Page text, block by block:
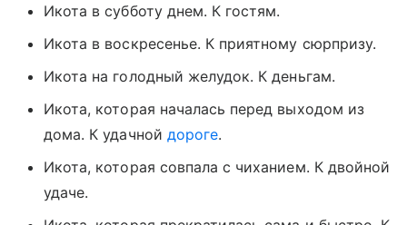
Икота в субботу днем. К гостям.
Икота в воскресенье. К приятному сюрпризу.
Икота на голодный желудок. К деньгам.
Икота, которая началась перед выходом из
дома. К удачной дороге.
Икота, которая совпала с чиханием. К двойной
удаче.